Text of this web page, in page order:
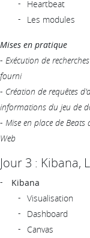
Heartbeat
Les modules
Mises en pratique
- Exécution de
fourni
- Création de requêtes
informations du jeu de
- Mise en place de
Web
Jour 3 : Kibana,
Kibana
Visualisation
Dashboard
Canvas